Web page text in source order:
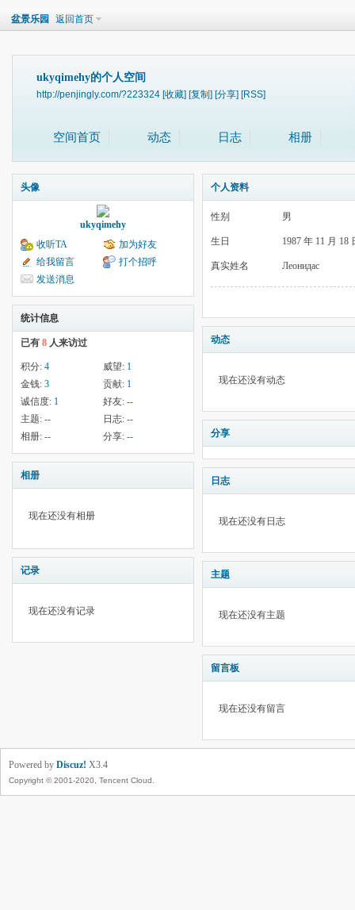
盆景乐园 返回首页
ukyqimehy的个人空间
http://penjingly.com/?223324 [收藏] [复制] [分享] [RSS]
空间首页 动态 日志 相册
头像
ukyqimehy
收听TA
加为好友
给我留言
打个招呼
发送消息
统计信息
已有 8 人来访过
积分: 4 威望: 1
金钱: 3 贡献: 1
诚信度: 1 好友: --
主题: -- 日志: --
相册: -- 分享: --
相册
现在还没有相册
记录
现在还没有记录
个人资料
性别 男
生日 1987 年 11 月 18
真实姓名 Леонидас
动态
现在还没有动态
分享
日志
现在还没有日志
主题
现在还没有主题
留言板
现在还没有留言
Powered by Discuz! X3.4
Copyright © 2001-2020, Tencent Cloud.